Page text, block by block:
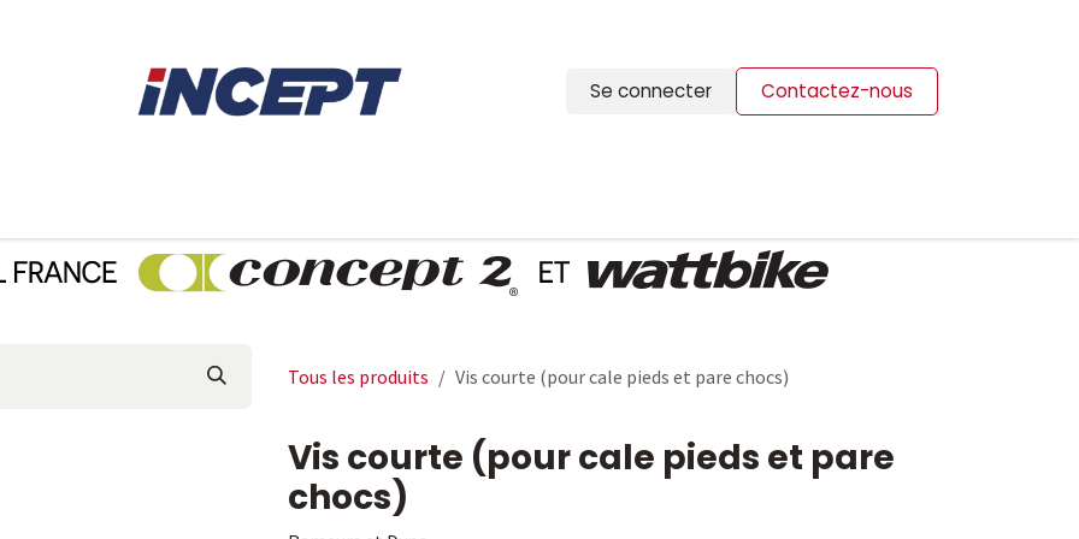
Se connecter Contactez-nous
Tous les produits Vis courte (pour cale pieds et pare chocs)
Vis courte (pour cale pieds et pare
chocs)